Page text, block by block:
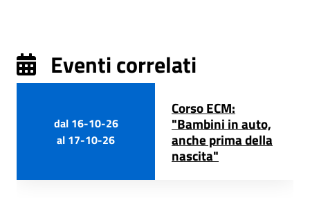
Eventi correlati
dal 16-10-26
al 17-10-26
Corso ECM:
"Bambini in auto,
anche prima della
nascita"